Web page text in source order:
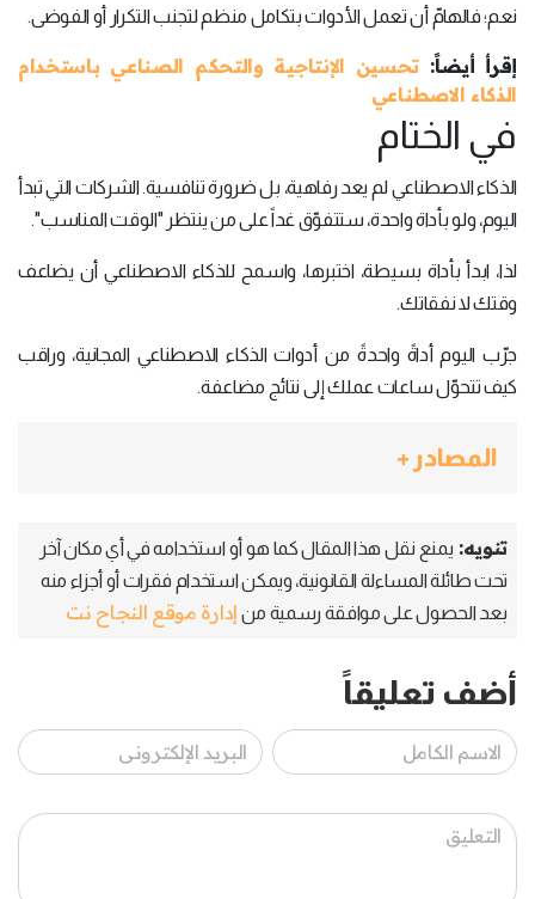
نعم؛ فالهامّ أن تعمل الأدوات بتكامل منظم لتجنب التكرار أو الفوضى.
إقرأ أيضاً: تحسين الإنتاجية والتحكم الصناعي باستخدام
الذكاء الاصطناعي
في الختام
الذكاء الاصطناعي لم يعد رفاهية، بل ضرورة تنافسية. الشركات التي تبدأ
اليوم، ولو بأداة واحدة، ستتفوّق غداً على من ينتظر "الوقت المناسب".
لذا، ابدأ بأداة بسيطة، اختبرها، واسمح للذكاء الاصطناعي أن يضاعف
وقتك لا نفقاتك.
جرّب اليوم أداةً واحدةً من أدوات الذكاء الاصطناعي المجانية، وراقب
كيف تتحوّل ساعات عملك إلى نتائج مضاعفة.
المصادر +
تنويه: يمنع نقل هذا المقال كما هو أو استخدامه في أي مكان آخر
تحت طائلة المساءلة القانونية، ويمكن استخدام فقرات أو أجزاء منه
بعد الحصول على موافقة رسمية من إدارة موقع النجاح نت
أضف تعليقاً